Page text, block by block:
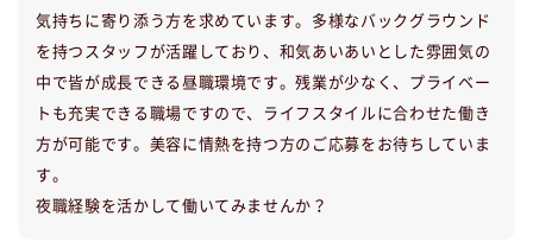
気持ちに寄り添う方を求めています。多様なバックグラウンド
を持つスタッフが活躍しており、和気あいあいとした雰囲気の
中で皆が成長できる昼職環境です。残業が少なく、プライベー
トも充実できる職場ですので、ライフスタイルに合わせた働き
方が可能です。美容に情熱を持つ方のご応募をお待ちしていま
す。
夜職経験を活かして働いてみませんか？